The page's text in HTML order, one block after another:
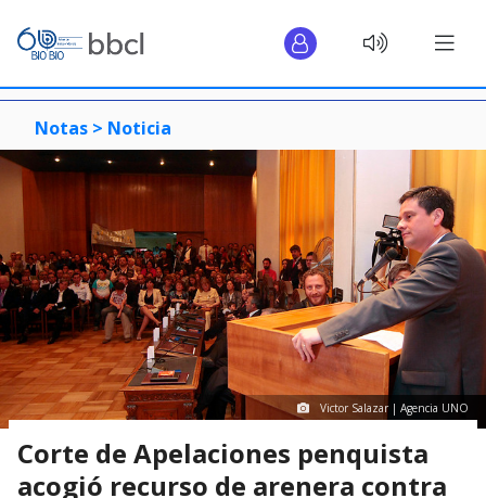
Notas > Noticia
Victor Salazar | Agencia UNO
Corte de Apelaciones penquista
acogió recurso de arenera contra